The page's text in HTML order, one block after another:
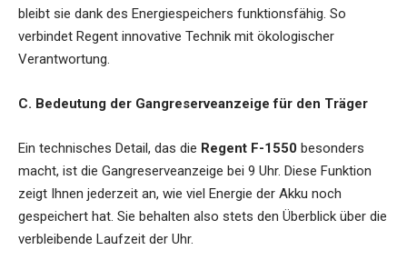
bleibt sie dank des Energiespeichers funktionsfähig. So
verbindet Regent innovative Technik mit ökologischer
Verantwortung.
C. Bedeutung der Gangreserveanzeige für den Träger
Ein technisches Detail, das die Regent F-1550 besonders
macht, ist die Gangreserveanzeige bei 9 Uhr. Diese Funktion
zeigt Ihnen jederzeit an, wie viel Energie der Akku noch
gespeichert hat. Sie behalten also stets den Überblick über die
verbleibende Laufzeit der Uhr.